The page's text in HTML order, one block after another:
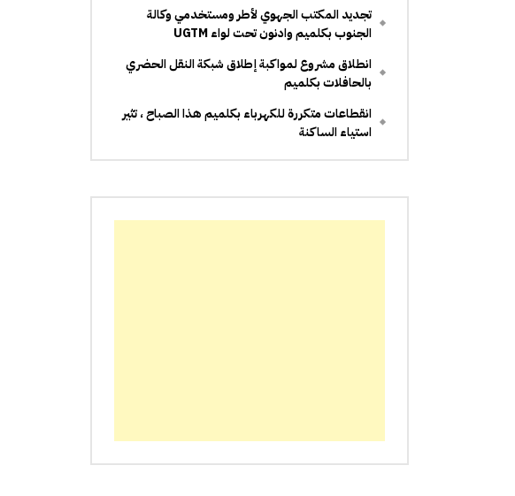
تجديد المكتب الجهوي لأطر ومستخدمي وكالة
الجنوب بكلميم وادنون تحت لواء UGTM
انطلاق مشروع لمواكبة إطلاق شبكة النقل الحضري
بالحافلات بكلميم
انقطاعات متكررة للكهرباء بكلميم هذا الصباح ، تثير
استياء الساكنة